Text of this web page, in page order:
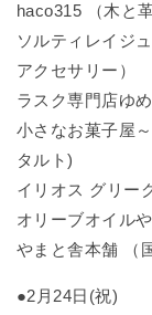
haco315 （木と
ソルティレイジ
アクセサリー）
ラスク専門店ゆ
小さなお菓子屋
タルト)
イリオス グリー
オリーブオイル
やまと舎本舗 （
●2月24日(祝)